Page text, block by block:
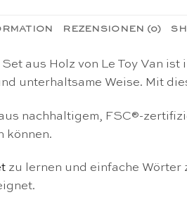
REZENSIONEN (0)
aus Holz von Le Toy Van
unterhaltsame Weise. Mit
nachhaltigem, FSC®-
können.
zu lernen und einfache